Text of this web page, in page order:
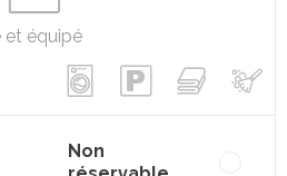
et équipé
Non